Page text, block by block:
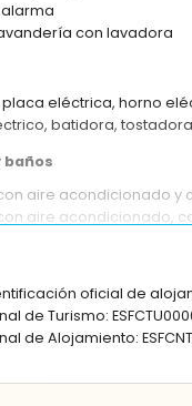
con lavadora
eléctrica, horno
batidora,
baños
aire acondicionado y
aire acondicionado,
individual, ducha y
y cerrada
oficial de
de Turismo:
de Alojamiento: